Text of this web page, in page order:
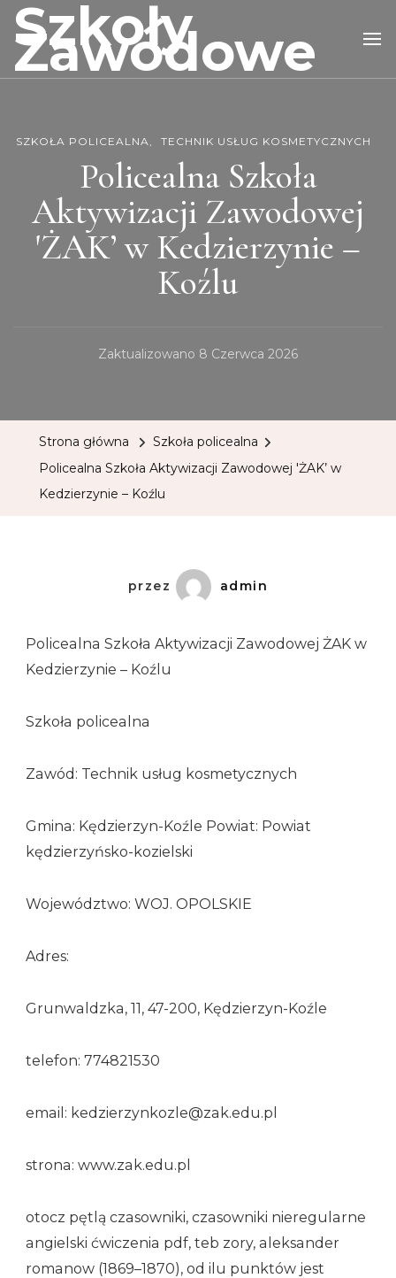
Szkoły
Zawodowe
SZKOŁA POLICEALNA TECHNIK USŁUG KOSMETYCZNYCH
Policealna Szkoła
Aktywizacji Zawodowej
'ŻAK’ w Kedzierzynie –
Koźlu
Zaktualizowano 8 Czerwca 2026
Strona główna
Szkoła policealna
Policealna Szkoła Aktywizacji Zawodowej 'ŻAK’ w
Kedzierzynie – Koźlu
przez admin
Policealna Szkoła Aktywizacji Zawodowej ŻAK w
Kedzierzynie – Koźlu
Szkoła policealna
Zawód: Technik usług kosmetycznych
Gmina: Kędzierzyn-Koźle Powiat: Powiat
kędzierzyńsko-kozielski
Województwo: WOJ. OPOLSKIE
Adres:
Grunwaldzka, 11, 47-200, Kędzierzyn-Koźle
telefon: 774821530
email: kedzierzynkozle@zak.edu.pl
strona: www.zak.edu.pl
otocz pętlą czasowniki, czasowniki nieregularne
angielski ćwiczenia pdf, teb zory, aleksander
romanow (1869–1870), od ilu punktów jest